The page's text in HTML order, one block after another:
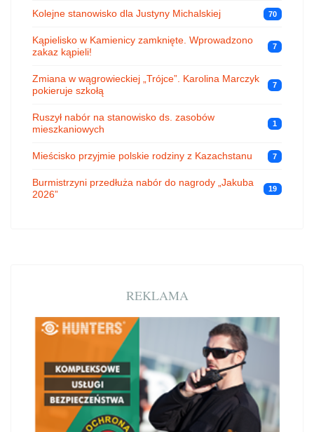
Kolejne stanowisko dla Justyny Michalskiej 70
Kąpielisko w Kamienicy zamknięte. Wprowadzono
zakaz kąpieli!
7
Zmiana w wągrowieckiej „Trójce”. Karolina Marczyk
pokieruje szkołą
7
Ruszył nabór na stanowisko ds. zasobów
mieszkaniowych
1
Mieścisko przyjmie polskie rodziny z Kazachstanu 7
Burmistrzyni przedłuża nabór do nagrody „Jakuba
2026”
19
REKLAMA